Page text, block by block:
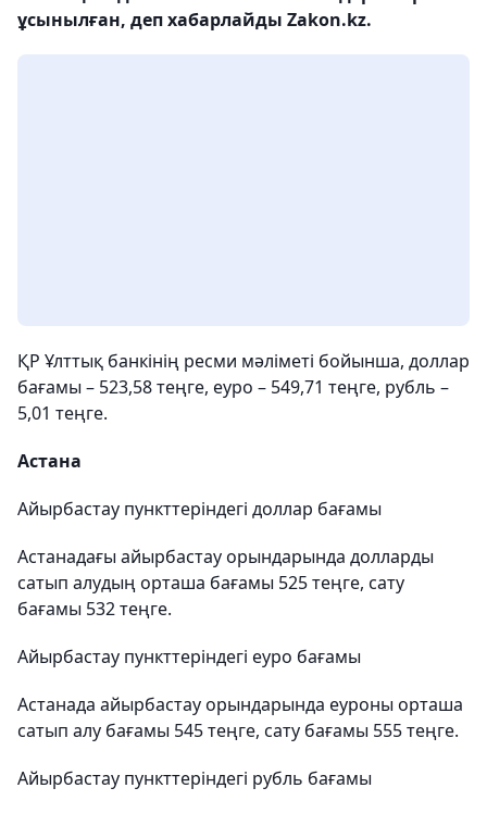
ұсынылған, деп хабарлайды Zakon.kz.
ҚР Ұлттық банкінің ресми мәліметі бойынша, доллар
бағамы – 523,58 теңге, еуро – 549,71 теңге, рубль –
5,01 теңге.
Астана
Айырбастау пункттеріндегі доллар бағамы
Астанадағы айырбастау орындарында долларды
сатып алудың орташа бағамы 525 теңге, сату
бағамы 532 теңге.
Айырбастау пункттеріндегі еуро бағамы
Астанада айырбастау орындарында еуроны орташа
сатып алу бағамы 545 теңге, сату бағамы 555 теңге.
Айырбастау пункттеріндегі рубль бағамы